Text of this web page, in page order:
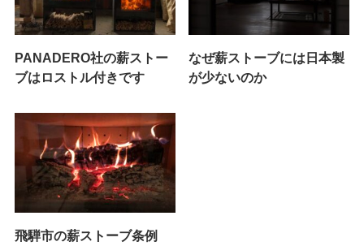
PANADERO社の薪ストー
ブはロストル付きです
なぜ薪ストーブには日本製
が少ないのか
飛騨市の薪ストーブ条例